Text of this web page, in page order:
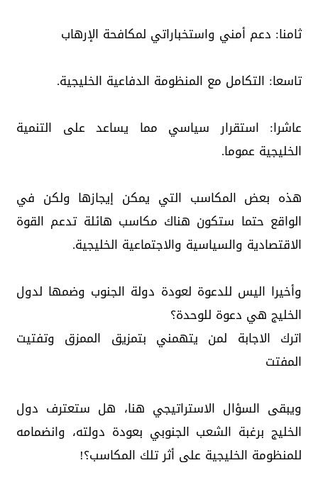
ثامنا: دعم أمني واستخباراتي لمكافحة الإرهاب
تاسعا: التكامل مع المنظومة الدفاعية الخليجية.
عاشرا: استقرار سياسي مما يساعد على التنمية
الخليجية عموما.
هذه بعض المكاسب التي يمكن إيجازها ولكن في
الواقع حتما ستكون هناك مكاسب هائلة تدعم القوة
الاقتصادية والسياسية والاجتماعية الخليجية.
وأخيرا اليس للدعوة لعودة دولة الجنوب وضمها لدول
الخليج هي دعوة للوحدة؟
اترك الاجابة لمن يتهمني بتمزيق الممزق وتفتيت
المفتت
ويبقى السؤال الاستراتيجي هنا، هل ستعترف دول
الخليج برغبة الشعب الجنوبي بعودة دولته، وانضمامه
للمنظومة الخليجية على أثر تلك المكاسب؟!